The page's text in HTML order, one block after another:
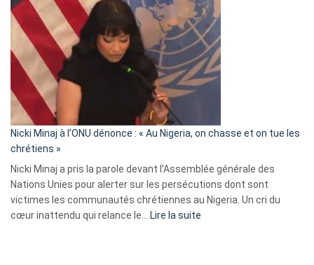
Tegnér
exulte
:
« Zemmour
a
tout
parle
ses
tripes »
Nicki Minaj à l’ONU dénonce : « Au Nigeria, on chasse et on tue les
chrétiens »
Nicki Minaj a pris la parole devant l’Assemblée générale des
Nations Unies pour alerter sur les persécutions dont sont
victimes les communautés chrétiennes au Nigeria. Un cri du
cœur inattendu qui relance le… Lire la suite